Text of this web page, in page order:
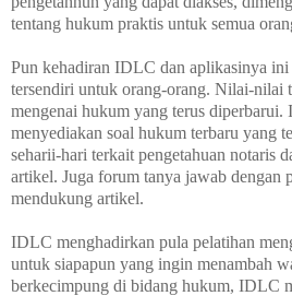
tentang hukum praktis untuk semua
Pun kehadiran IDLC dan aplikasinya
tersendiri untuk orang-orang. Nilai-nilai
mengenai hukum yang terus diperbarui.
menyediakan soal hukum terbaru yang
seharii-hari terkait pengetahuan notaris
artikel. Juga forum tanya jawab dengan
mendukung artikel.
IDLC menghadirkan pula pelatihan
untuk siapapun yang ingin menambah
berkecimpung di bidang hukum, IDLC